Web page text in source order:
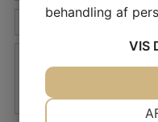
behandling af
VIS